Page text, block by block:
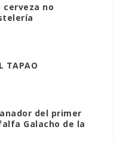
cerveza no
TAPAO
del primer
Galacho de la